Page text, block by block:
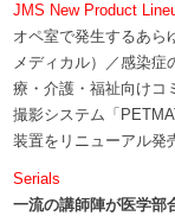
JMS New Product
オペ室で発生するあら
メディカル）／感染症
療・介護・福祉向けコ
撮影システム「
装置をリニューアル発
Serials
一流の講師陣が医学部